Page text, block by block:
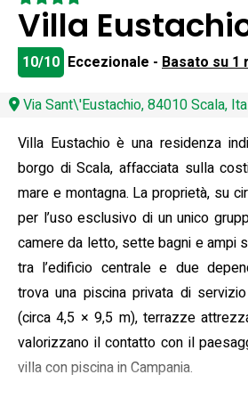
Villa
10/10 Eccezionale - Basato su 1
Via Sant\'Eustachio, 84010 Scala,
Villa Eustachio è una residenza
borgo di Scala, affacciata sulla
mare e montagna. La proprietà, su
per l’uso esclusivo di un unico
camere da letto, sette bagni e ampi
tra l’edificio centrale e due
trova una piscina privata di
(circa 4,5 × 9,5 m), terrazze
valorizzano il contatto con il
villa con piscina in Campania.